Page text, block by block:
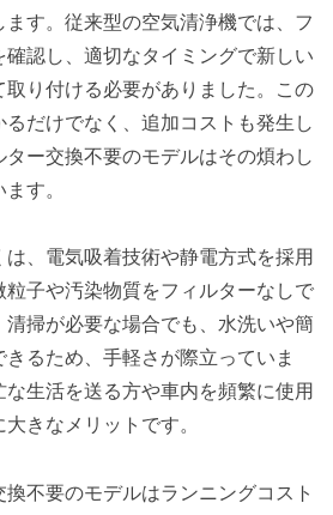
す。従来型の空気清浄機では、フ
確認し、適切なタイミングで新しい
取り付ける必要がありました。この
だけでなく、追加コストも発生し
ター交換不要のモデルはその煩わし
す。
、電気吸着技術や静電方式を採用
粒子や汚染物質をフィルターなしで
掃が必要な場合でも、水洗いや簡
るため、手軽さが際立っていま
生活を送る方や車内を頻繁に使用
きなメリットです。
不要のモデルはランニングコスト